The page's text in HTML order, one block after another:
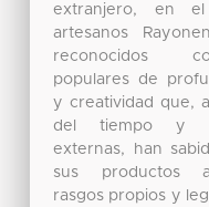
extranjero, en
artesanos
reconocidos
populares de
y creatividad que,
del tiempo y
externas, han
sus productos
rasgos propios y